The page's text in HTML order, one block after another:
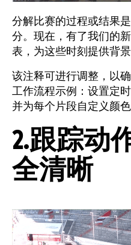
分解比赛的过程或结果
分。现在，有了我们的
表，为这些时刻提供背景
该注释可进行调整，以
工作流程示例：设置定
并为每个片段自定义颜色
2.跟踪动
全清晰